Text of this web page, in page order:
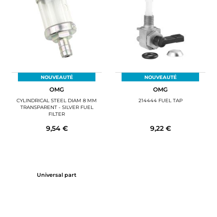
SPORTSWEAR
DEALS AND PROMOTIONS
GIFT CARDS
BRANDS
NOUVEAUTÉ
OMG
CYLINDRICAL STEEL DIAM 8 MM
TRANSPARENT - SILVER FUEL
FILTER
9,54 €
Universal part
NOUVEAUTÉ
OMG
214444 FUEL TAP
9,22 €